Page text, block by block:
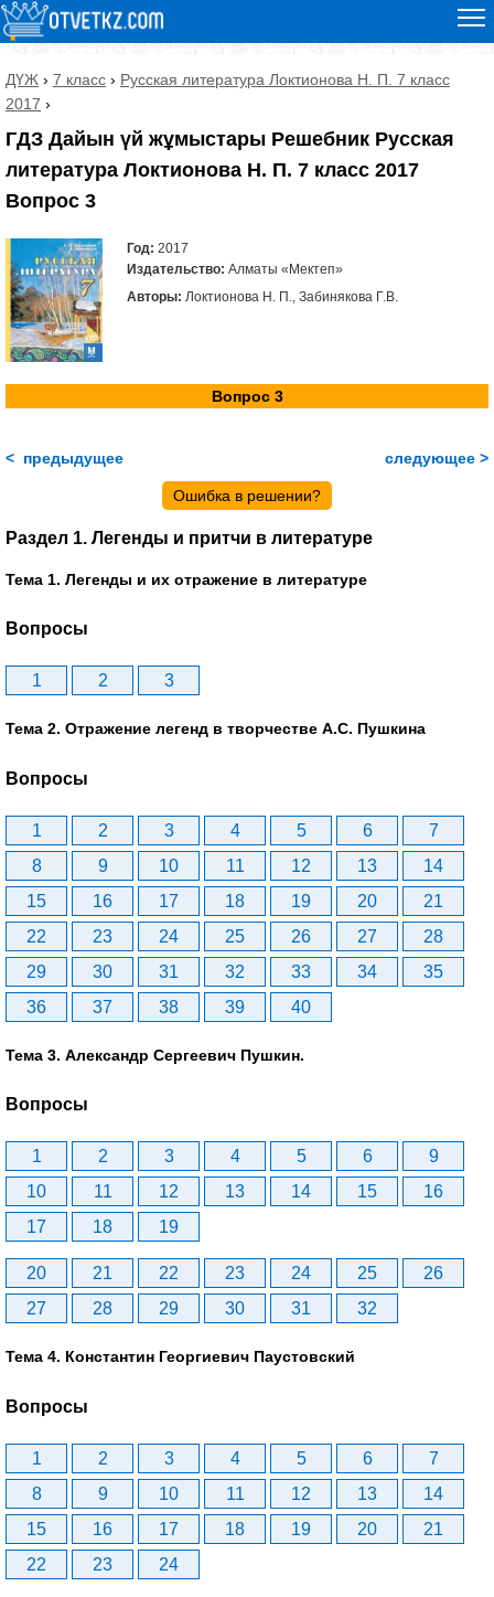
ДҮЖ › 7 класс › Русская литература Локтионова Н. П. 7 класс
2017 ›
ГДЗ Дайын үй жұмыстары Решебник Русская
литература Локтионова Н. П. 7 класс 2017
Вопрос 3
Год: 2017
Издательство: Алматы «Мектеп»
Авторы: Локтионова Н. П., Забинякова Г.В.
Вопрос 3
< предыдущее следующее >
Ошибка в решении?
Раздел 1. Легенды и притчи в литературе
Тема 1. Легенды и их отражение в литературе
Вопросы
1 2 3
Тема 2. Отражение легенд в творчестве А.С. Пушкина
Вопросы
1 2 3 4 5 6
7
8
9 10 11 12 13
14
15
16 17 18 19 20
21
22
23 24 25 26 27
28
29
30 31 32 33 34
35
36
37 38 39 40
Тема 3. Александр Сергеевич Пушкин.
Вопросы
1 2 3 4 5 6
9
10
11 12 13 14 15
16
17
18 19
20 21 22 23 24 25
26
27
28 29 30 31 32
Тема 4. Константин Георгиевич Паустовский
Вопросы
1 2 3 4 5 6
7
8
9 10 11 12 13
14
15
16 17 18 19 20
21
22
23 24